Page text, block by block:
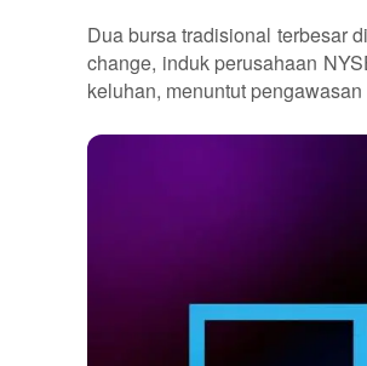
Dua bursa tradisional terbesar
change, induk perusahaan
keluhan, menuntut